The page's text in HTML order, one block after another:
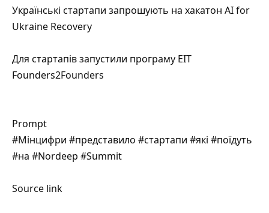
Українські стартапи запрошують на хакатон AI for
Ukraine Recovery
Для стартапів запустили програму EIT
Founders2Founders
Prompt
#Мінцифри #представило #стартапи #які #поїдуть
#на #Nordeep #Summit
Source link